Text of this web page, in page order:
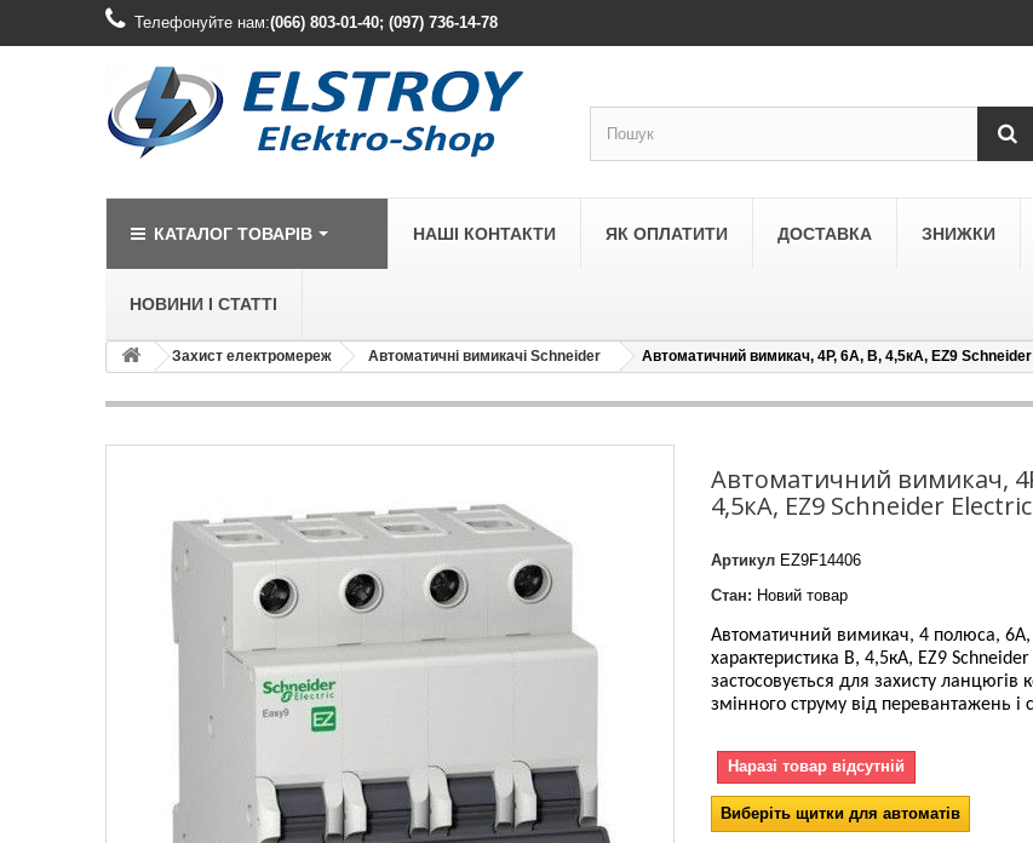
Телефонуйте нам:(066) 803-01-40; (097) 736-14-78
КАТАЛОГ ТОВАРІВ
LEGRAND
Legrand Forix
Legrand SUNO
Legrand Valena Allure
Legrand Valena Classic
LEGRAND
LEZARD
Lezard Deriy
НАШІ КОНТАКТИ ЯК ОПЛАТИТИ ДОСТАВКА ЗНИЖКИ
НОВИНИ І СТАТТІ
Захист електромереж Автоматичні вимикачі Schneider Автоматичний вимикач, 4Р, 6А, В, 4,5кА, EZ9
Автоматичний вимикач,
4,5кА, EZ9 Schneider Electric
Артикул EZ9F14406
Стан: Новий товар
Автоматичний вимикач, 4 полюса, 6А,
характеристика В, 4,5кА, EZ9
застосовується для захисту ланцюгів
змінного струму від перевантажень і
Наразі товар відсутній
Виберіть щитки для автоматів